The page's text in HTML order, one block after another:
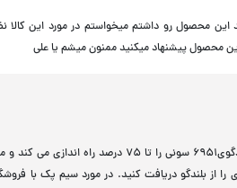
محصول پیشنهاد میکنید ممنون میشم یا علی
را از بلندگو دریافت کنید. در مورد سیم پک با